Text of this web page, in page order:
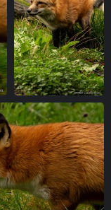
IMG 6964-1
vue 5142 fois